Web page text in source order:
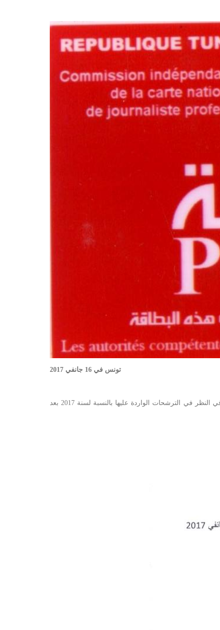
تونس في 16 جانفي 2017
أنهت اللجنة المستقلة لإسناد البطاقة الوطنية للصحفي المحترف أعمالها بخصوص إسناد البطاقات الخاصة بسنة 2016 و ستشرع قريبا في النظر في الترشحات الواردة عليها بالنسبة لسنة 2017 بعد